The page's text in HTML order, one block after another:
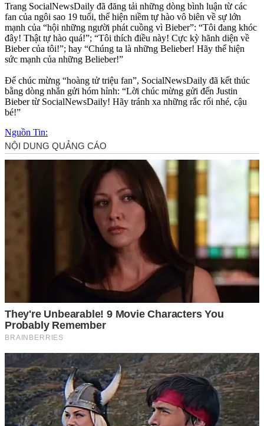
Trang SocialNewsDaily đã đăng tải những dòng bình luận từ các
fan của ngôi sao 19 tuổi, thể hiện niềm tự hào vô biên về sự lớn
mạnh của “hội những người phát cuồng vì Bieber”: “Tôi đang khóc
đây! Thật tự hào quá!”; “Tôi thích điều này! Cực kỳ hãnh diện về
Bieber của tôi!”; hay “Chúng ta là những Belieber! Hãy thể hiện
sức mạnh của những Belieber!”
Để chúc mừng “hoàng tử triệu fan”, SocialNewsDaily đã kết thúc
bằng dòng nhắn gửi hóm hỉnh: “Lời chúc mừng gửi đến Justin
Bieber từ SocialNewsDaily! Hãy tránh xa những rắc rối nhé, cậu
bé!”
Nguồn Tin: